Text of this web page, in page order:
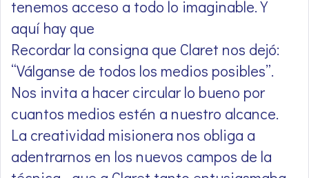
tenemos acceso a todo lo imaginable. Y
aquí hay que
Recordar la consigna que Claret nos dejó:
“Válganse de todos los medios posibles”.
Nos invita a hacer circular lo bueno por
cuantos medios estén a nuestro alcance.
La creatividad misionera nos obliga a
adentrarnos en los nuevos campos de la